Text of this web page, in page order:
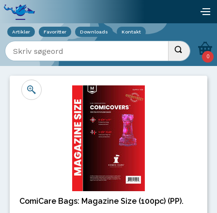
Artikler Favoritter Downloads Kontakt
Indtast søgeord Udfør søgning
0
ComiCare Bags: Magazine Size (100pc) (PP).
Viser overlay for indkøbskurv